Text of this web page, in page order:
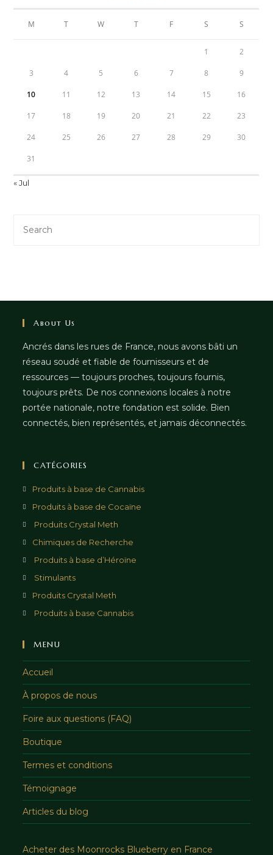
M T W T F S S
1 2
3 4 5 6 7 8 9
10 11 12 13 14 15 16
17 18 19 20 21 22 23
24 25 26 27 28 29 30
31
« Jul
About Us
Ancrés dans les rues de France, nous avons bâti un
réseau soudé et fiable de fournisseurs et de
ressources — toujours proches, toujours fournis,
toujours prêts. De nos connexions locales à notre
portée nationale, notre fondation est solide. Bien
connectés, bien représentés, et jamais déconnectés.
CATÉGORIES
Produits à base de Cannabis
Produits à base de Cocaïne
Produits Crystal Meth
Chimiques de Recherche
Produits à base d’Héroïne
Stimulants
Produits Crystal Meth
Produits à base Cannabis
MENU
Accueil
À propos de nous
Foire aux questions (FAQ)
Boutique
Termes et conditions
Témoignage
Articles du blog
Acheter des Moonrocks Blueberry en France